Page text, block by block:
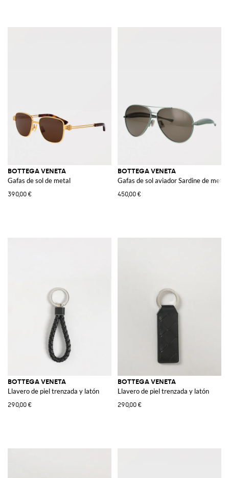
BOTTEGA VENETA
Gafas de sol de metal
390,00 €
BOTTEGA VENETA
Gafas de sol aviador Sardine de metal
450,00 €
BOTTEGA VENETA
Llavero de piel trenzada y latón
290,00 €
BOTTEGA VENETA
Llavero de piel trenzada y latón
290,00 €